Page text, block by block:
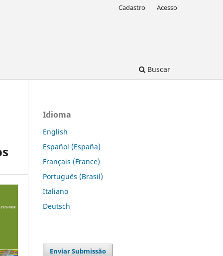
Buscar
Cadastro Acesso
Idioma
English
Español (España)
Français (France)
Português (Brasil)
Italiano
Deutsch
Enviar Submissão